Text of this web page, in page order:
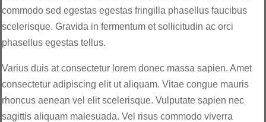
commodo sed egestas egestas fringilla phasellus faucibus
scelerisque. Gravida in fermentum et sollicitudin ac orci
phasellus egestas tellus.
Varius duis at consectetur lorem donec massa sapien. Amet
consectetur adipiscing elit ut aliquam. Vitae congue mauris
rhoncus aenean vel elit scelerisque. Vulputate sapien nec
sagittis aliquam malesuada. Vel risus commodo viverra